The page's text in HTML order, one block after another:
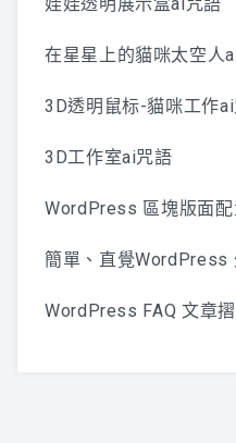
在星星上的貓咪太空人
3D透明鼠标-貓咪工作
3D工作室ai咒語
WordPress 區塊版面
簡單、直覺WordPress
WordPress FAQ 文章